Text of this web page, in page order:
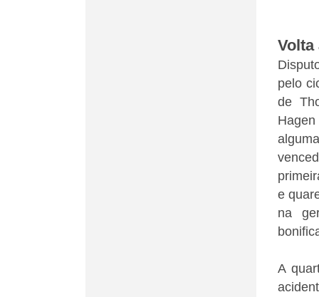
Volta
pelo
de
e
na
A